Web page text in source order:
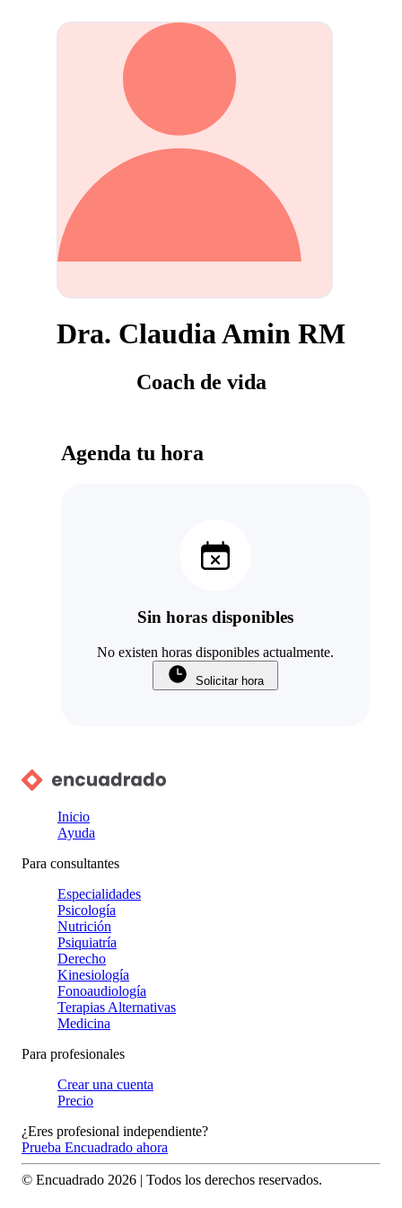
Dra. Claudia Amin RM
Coach de vida
Agenda tu hora
Sin horas disponibles
No existen horas disponibles actualmente.
Solicitar hora
Inicio
Ayuda
Para consultantes
Especialidades
Psicología
Nutrición
Psiquiatría
Derecho
Kinesiología
Fonoaudiología
Terapias Alternativas
Medicina
Para profesionales
Crear una cuenta
Precio
¿Eres profesional independiente?
Prueba Encuadrado ahora
© Encuadrado 2026 | Todos los derechos reservados.